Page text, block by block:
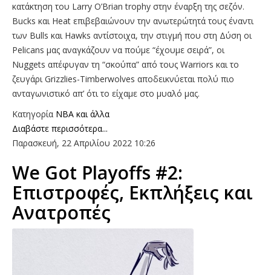
κατάκτηση του Larry O’Brian trophy στην έναρξη της σεζόν.
Bucks και Heat επιβεβαιώνουν την ανωτερώτητά τους έναντι
των Bulls και Hawks αντίστοιχα, την στιγμή που στη Δύση οι
Pelicans μας αναγκάζουν να πούμε “έχουμε σειρά”, οι
Nuggets απέφυγαν τη “σκούπα” από τους Warriors και το
ζευγάρι Grizzlies-Timberwolves αποδεικνύεται πολύ πιο
ανταγωνιστικό απ’ ότι το είχαμε στο μυαλό μας.
Κατηγορία NBA και άλλα
Διαβάστε περισσότερα...
Παρασκευή, 22 Απριλίου 2022 10:26
We Got Playoffs #2:
Επιστροφές, Εκπλήξεις και
Ανατροπές